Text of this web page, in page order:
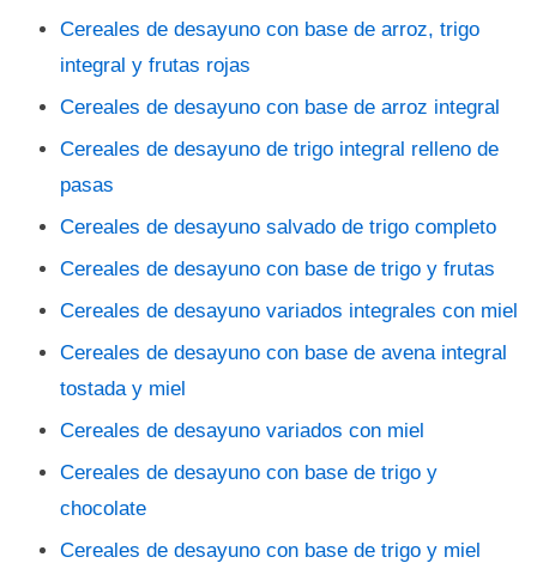
Cereales de desayuno con base de arroz, trigo
integral y frutas rojas
Cereales de desayuno con base de arroz integral
Cereales de desayuno de trigo integral relleno de
pasas
Cereales de desayuno salvado de trigo completo
Cereales de desayuno con base de trigo y frutas
Cereales de desayuno variados integrales con miel
Cereales de desayuno con base de avena integral
tostada y miel
Cereales de desayuno variados con miel
Cereales de desayuno con base de trigo y
chocolate
Cereales de desayuno con base de trigo y miel